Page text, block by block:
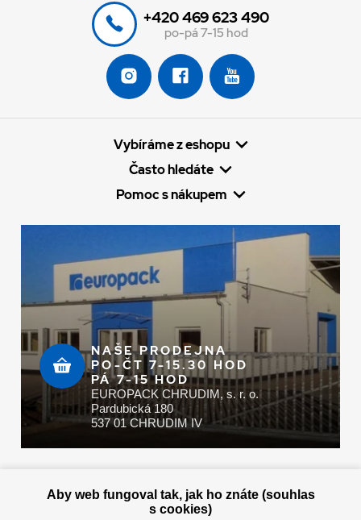
+420 469 623 490
po-pá 7-15 hod
Vybíráme z eshopu
Často hledáte
Pomoc s nákupem
NAŠE PRODEJNA
PO-ČT 7-15.30 HOD
PÁ 7-15 HOD
EUROPACK CHRUDIM, s. r. o.
Pardubická 180
537 01 CHRUDIM IV
Aby web fungoval tak, jak ho znáte (souhlas
s cookies)